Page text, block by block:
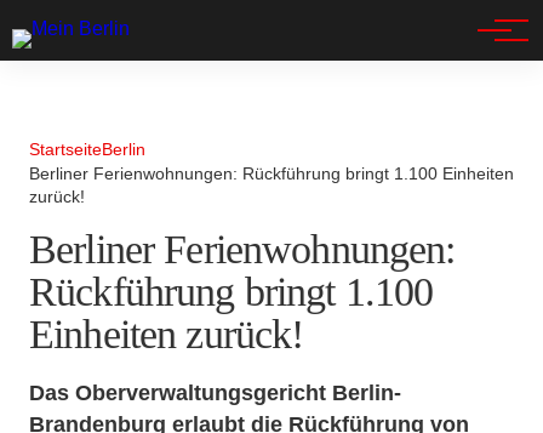
StartseiteBerlin
Berliner Ferienwohnungen: Rückführung bringt 1.100 Einheiten
zurück!
Berliner Ferienwohnungen:
Rückführung bringt 1.100
Einheiten zurück!
Das Oberverwaltungsgericht Berlin-
Brandenburg erlaubt die Rückführung von